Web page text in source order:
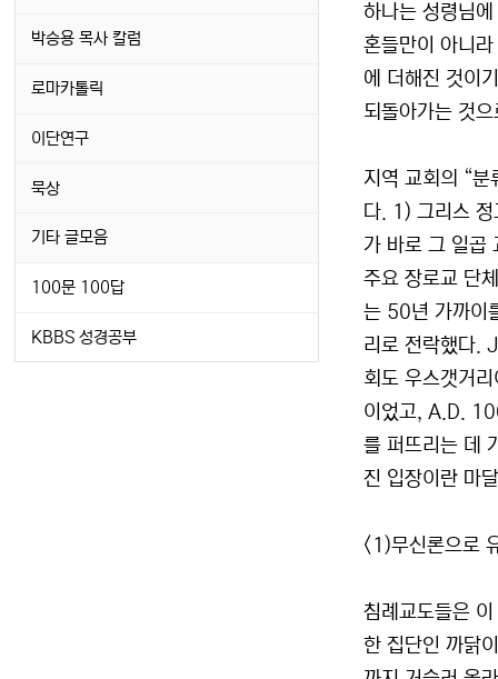
하나는 성령님
혼들만이 아니
에 더해진 것이
되돌아가는 것
지역 교회의 “분
다. 1) 그리스
가 바로 그 일곱
주요 장로교 단
는 50년 가까이
리로 전락했다.
회도 우스갯거
이었고, A.D.
를 퍼뜨리는 데
진 입장이란 마
<1)무신론으로
침례교도들은
한 집단인 까닭
박승용 목사 칼럼
로마카톨릭
이단연구
묵상
기타 글모음
100문 100답
KBBS 성경공부